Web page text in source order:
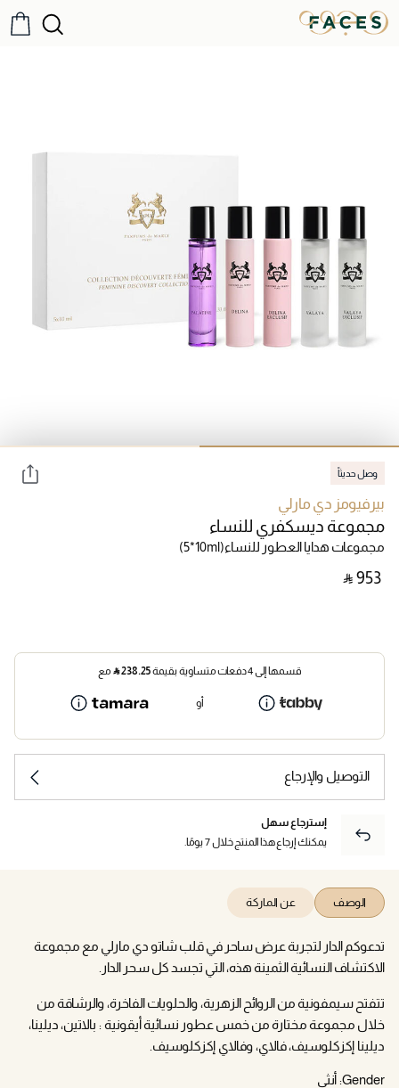
وصل حديثاً
بيرفيومز دي مارلي
مجموعة ديسكفري للنساء
مجموعات هدايا العطور للنساء(5*10ml)
‎ ⃁ ⁦953⁩ ‎
قسمها إلى 4 دفعات متساوية بقيمة 238.25
⃁ مع
أو
التوصيل والإرجاع
إسترجاع سهل
يمكنك إرجاع هذا المنتج خلال 7 يومًا.
الوصف عن الماركة
تدعوكم الدار لتجربة عرض ساحر في قلب شاتو دي مارلي مع مجموعة
الاكتشاف النسائية الثمينة هذه، التي تجسد كل سحر الدار.
تتفتح سيمفونية من الروائح الزهرية، والحلويات الفاخرة، والرشاقة من
خلال مجموعة مختارة من خمس عطور نسائية أيقونية : بالاتين، ديلينا،
ديلينا إكزكلوسيف، فالاي، وفالاي إكزكلوسيف.
Gender: أنثى